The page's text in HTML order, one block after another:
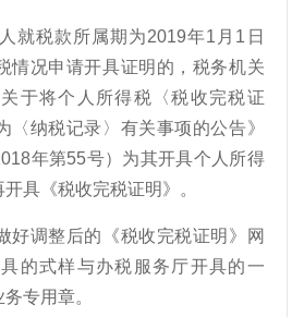
就税款所属期为2019年1月1日
情况申请开具证明的，税务机关
于将个人所得税〈税收完税证
〈纳税记录〉有关事项的公告》
年第55号）为其开具个人所得
具《税收完税证明》。
好调整后的《税收完税证明》网
的式样与办税服务厅开具的一
专用章。